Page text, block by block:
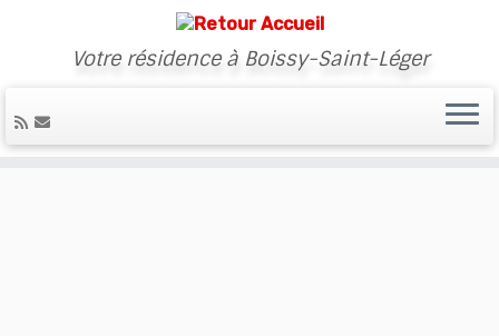
Votre résidence à Boissy-Saint-Léger